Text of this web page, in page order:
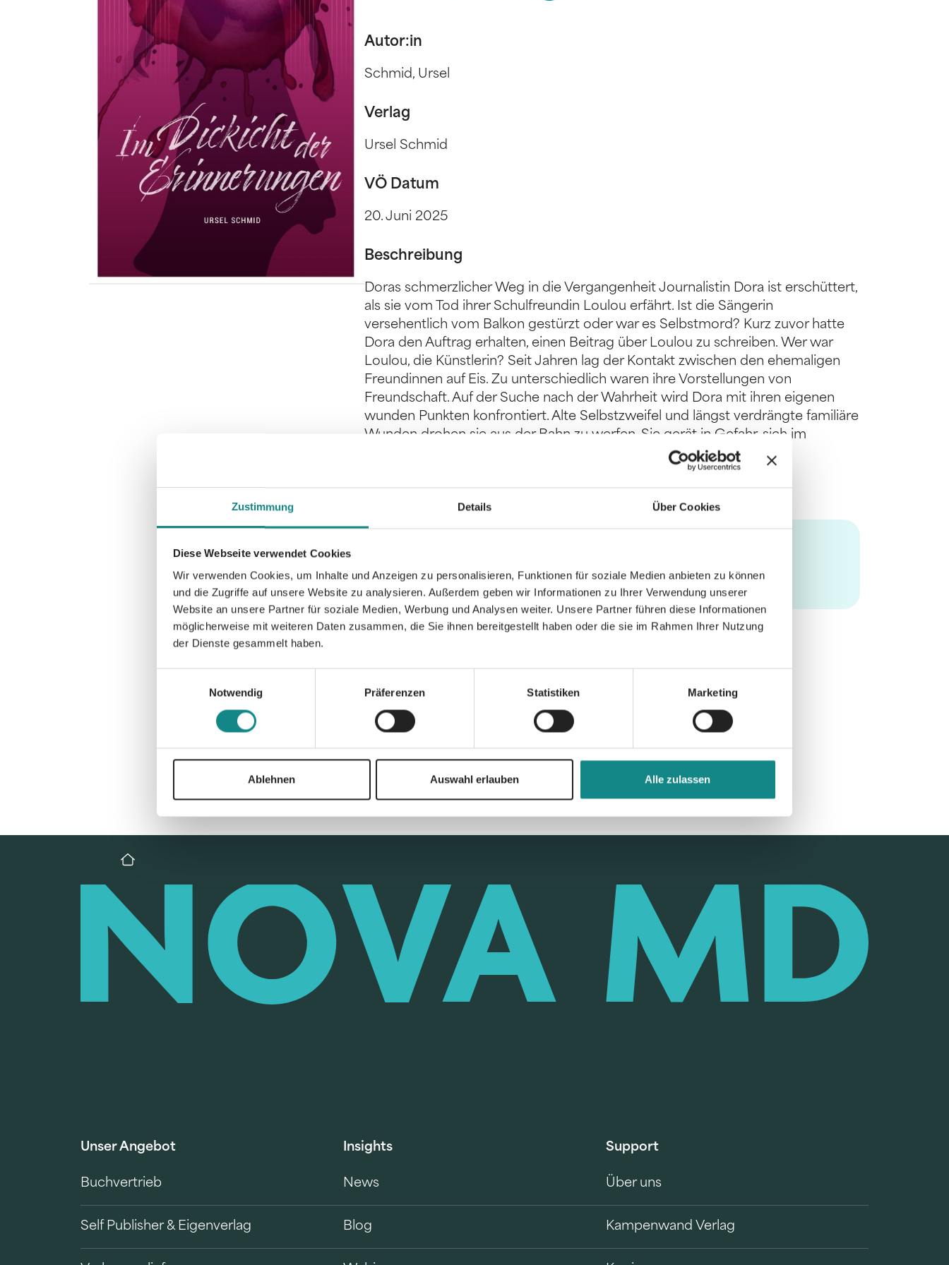
Zustimmung Details Über Cookies
Diese Webseite verwendet Cookies
Wir verwenden Cookies, um Inhalte und Anzeigen zu personalisieren, Funktionen für soziale Medien anbieten zu können
und die Zugriffe auf unsere Website zu analysieren. Außerdem geben wir Informationen zu Ihrer Verwendung unserer
Website an unsere Partner für soziale Medien, Werbung und Analysen weiter. Unsere Partner führen diese Informationen
möglicherweise mit weiteren Daten zusammen, die Sie ihnen bereitgestellt haben oder die sie im Rahmen Ihrer Nutzung
der Dienste gesammelt haben.
Notwendig
Präferenzen Statistiken Marketing
Ablehnen Auswahl erlauben Alle zulassen
Autor:in
Schmid, Ursel
Verlag
Ursel Schmid
VÖ Datum
20. Juni 2025
Beschreibung
Doras schmerzlicher Weg in die Vergangenheit Journalistin Dora ist erschüttert,
als sie vom Tod ihrer Schulfreundin Loulou erfährt. Ist die Sängerin
versehentlich vom Balkon gestürzt oder war es Selbstmord? Kurz zuvor hatte
Dora den Auftrag erhalten, einen Beitrag über Loulou zu schreiben. Wer war
Loulou, die Künstlerin? Seit Jahren lag der Kontakt zwischen den ehemaligen
Freundinnen auf Eis. Zu unterschiedlich waren ihre Vorstellungen von
Freundschaft. Auf der Suche nach der Wahrheit wird Dora mit ihren eigenen
wunden Punkten konfrontiert. Alte Selbstzweifel und längst verdrängte familiäre
Wunden drohen sie aus der Bahn zu werfen. Sie gerät in Gefahr, sich im
PDF
Unser Angebot
Buchvertrieb
Self Publisher & Eigenverlag
Insights
News
Blog
Support
Über uns
Kampenwand Verlag